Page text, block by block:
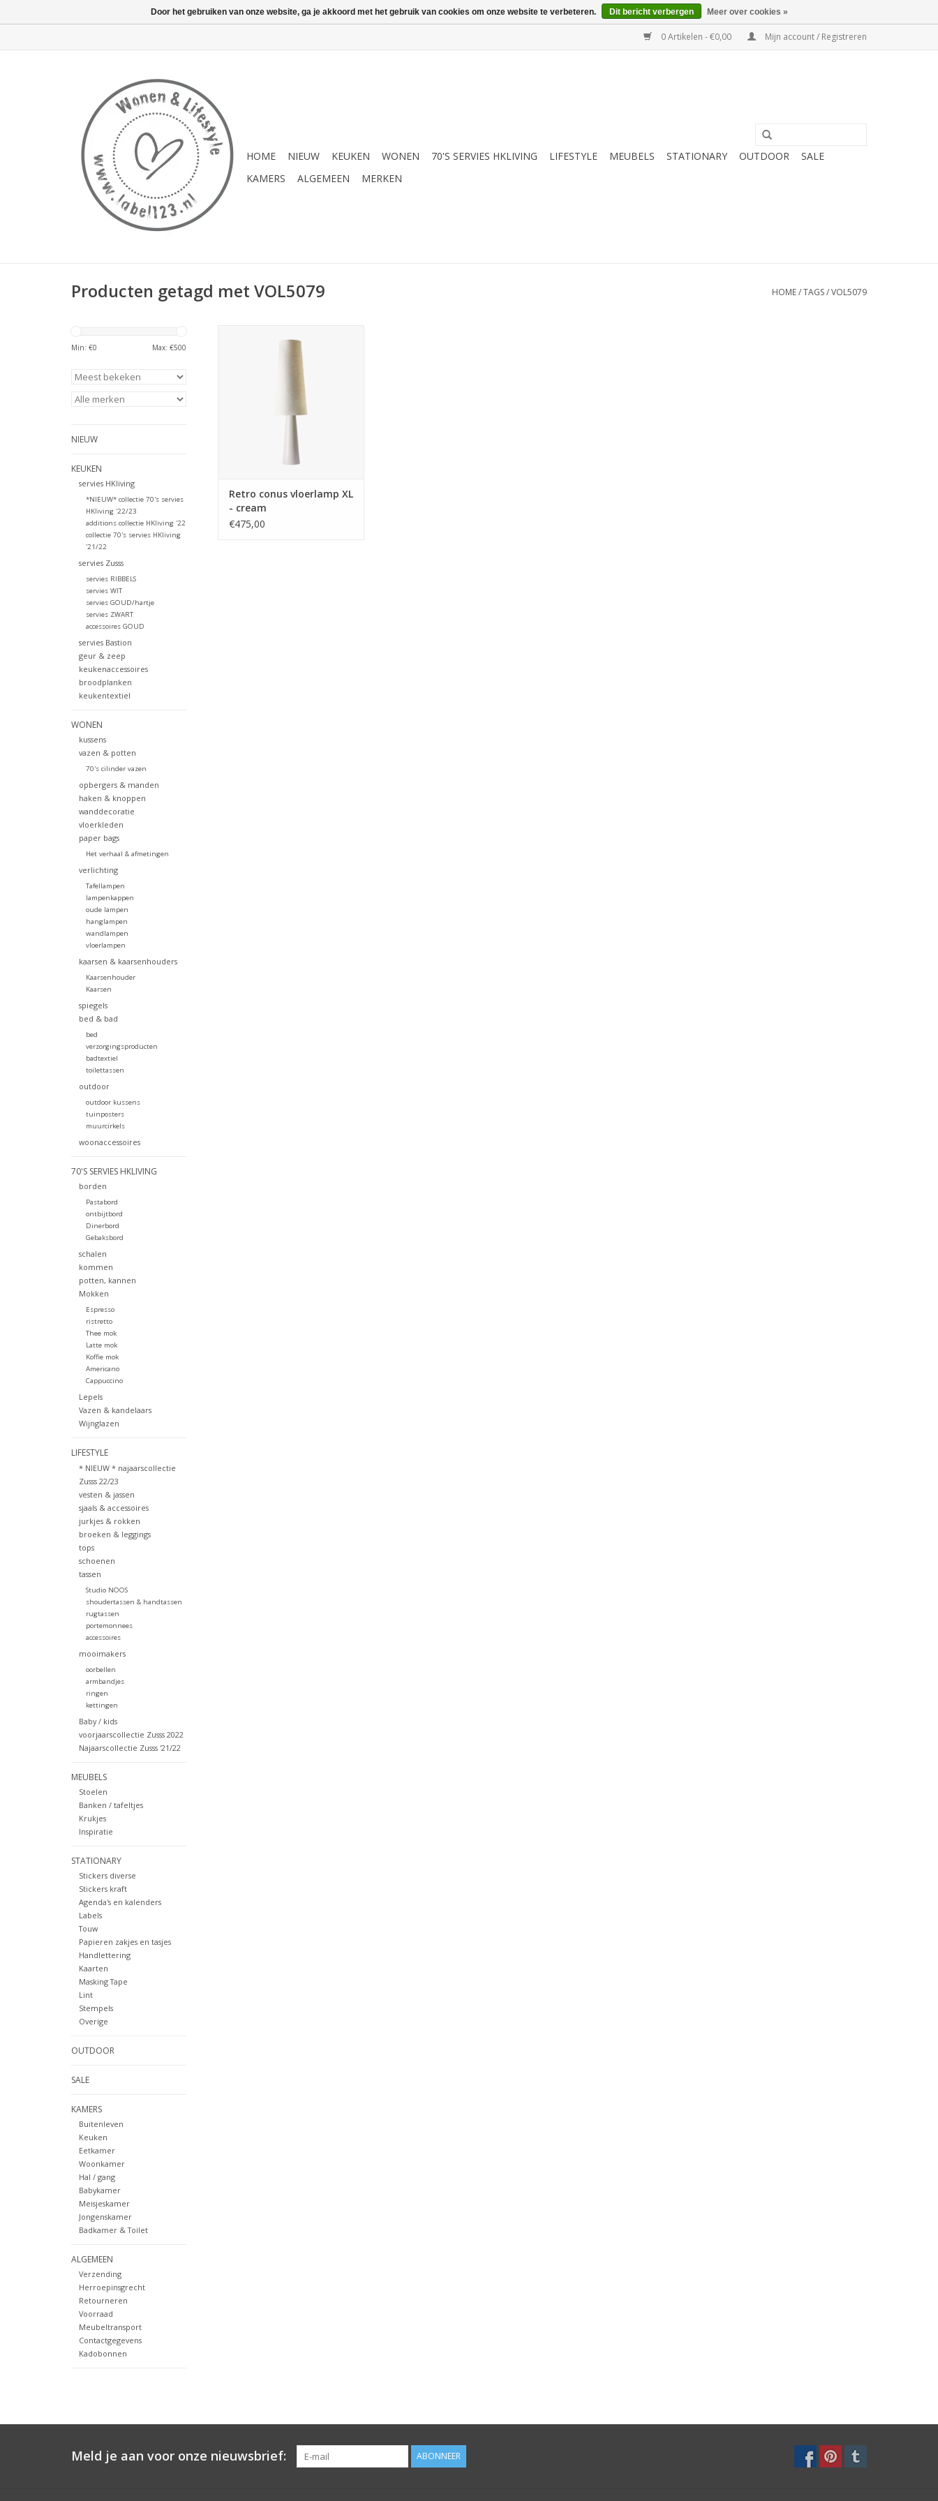
0 Artikelen - €0,00 Mijn account / Registreren
HOME NIEUW KEUKEN WONEN 70'S SERVIES HKLIVING LIFESTYLE MEUBELS STATIONARY OUTDOOR
SALE
KAMERS
ALGEMEEN MERKEN
Producten getagd met VOL5079 HOME/TAGS/VOL5079
Min: €0 Max: €500
NIEUW
KEUKEN
servies HKliving
*NIEUW* collectie 70's servies
HKliving '22/23
additions collectie HKliving '22
collectie 70's servies HKliving
'21/22
servies Zusss
servies RIBBELS
servies WIT
servies GOUD/hartje
servies ZWART
accessoires GOUD
servies Bastion
geur & zeep
keukenaccessoires
broodplanken
keukentextiel
WONEN
kussens
vazen & potten
70's cilinder vazen
opbergers & manden
haken & knoppen
wanddecoratie
vloerkleden
paper bags
Het verhaal & afmetingen
verlichting
Tafellampen
lampenkappen
oude lampen
hanglampen
wandlampen
vloerlampen
kaarsen & kaarsenhouders
Kaarsenhouder
Kaarsen
spiegels
bed & bad
bed
verzorgingsproducten
badtextiel
toilettassen
outdoor
outdoor kussens
tuinposters
muurcirkels
woonaccessoires
70'S SERVIES HKLIVING
borden
Pastabord
ontbijtbord
Dinerbord
Gebaksbord
schalen
kommen
potten, kannen
Mokken
Espresso
ristretto
Thee mok
Latte mok
Koffie mok
Americano
Cappuccino
Lepels
Vazen & kandelaars
Wijnglazen
LIFESTYLE
* NIEUW * najaarscollectie
Zusss 22/23
vesten & jassen
sjaals & accessoires
jurkjes & rokken
broeken & leggings
tops
schoenen
tassen
Studio NOOS
shoudertassen & handtassen
rugtassen
portemonnees
accessoires
mooimakers
oorbellen
armbandjes
ringen
kettingen
Baby / kids
voorjaarscollectie Zusss 2022
Najaarscollectie Zusss '21/22
MEUBELS
Stoelen
Banken / tafeltjes
Krukjes
Inspiratie
STATIONARY
Stickers diverse
Stickers kraft
Agenda's en kalenders
Labels
Touw
Papieren zakjes en tasjes
Handlettering
Kaarten
Masking Tape
Lint
Stempels
Overige
OUTDOOR
SALE
KAMERS
Buitenleven
Keuken
Eetkamer
Woonkamer
Hal / gang
Babykamer
Meisjeskamer
Jongenskamer
Badkamer & Toilet
ALGEMEEN
Verzending
Herroepinsgrecht
Retourneren
Voorraad
Meubeltransport
Contactgegevens
Kadobonnen
vloerlamp van HK Living
TOEVOEGEN AAN WINKELWAGEN
Retro conus vloerlamp XL
- cream
€475,00
Meld je aan voor onze nieuwsbrief: ABONNEER
Door het gebruiken van onze website, ga je akkoord met het gebruik van cookies om onze website te verbeteren. Dit bericht verbergen Meer over cookies »